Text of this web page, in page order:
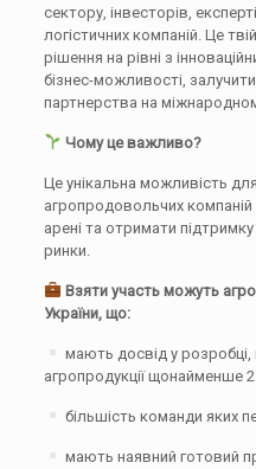
сектору, інвесторів,
логістичних компаній. Це
рішення на рівні з
бізнес-можливості,
партнерства на
Чому це важливо?
Це унікальна можливість
агропродовольчих
арені та отримати
ринки.
Взяти участь можуть
України, що:
мають досвід у
агропродукції щонайменше
більшість команди яких
мають наявний готовий